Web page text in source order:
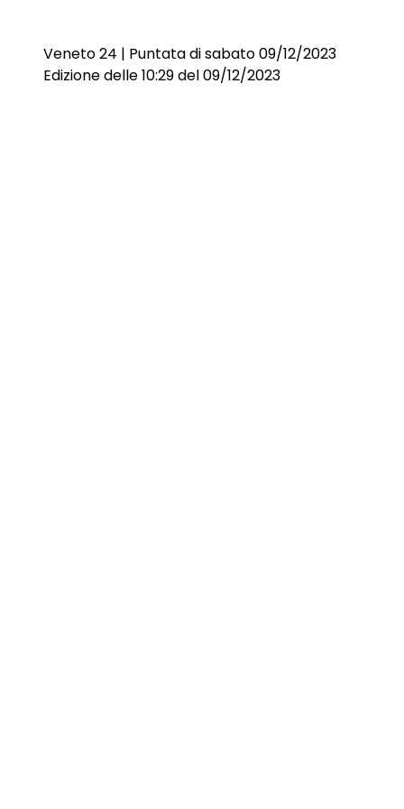
Veneto 24 | Puntata di sabato 09/12/2023
Edizione delle 10:29 del 09/12/2023